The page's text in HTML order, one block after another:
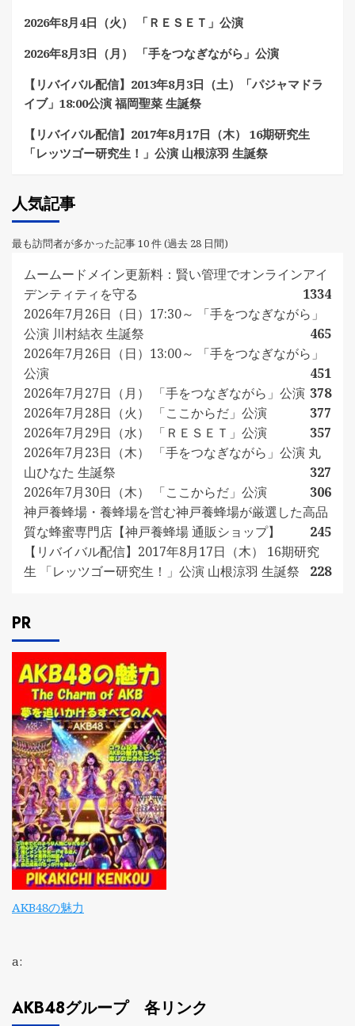
2026年8月4日（火） 「ＲＥＳＥＴ」公演
2026年8月3日（月） 「手をつなぎながら」公演
【リバイバル配信】2013年8月3日（土）「パジャマドラ
イブ」18:00公演 福岡聖菜 生誕祭
【リバイバル配信】2017年8月17日（木） 16期研究生
「レッツゴー研究生！」公演 山根涼羽 生誕祭
人気記事
最も訪問者が多かった記事 10 件 (過去 28 日間)
ムームードメイン更新料：賢い管理でオンラインアイ
デンティティを守る
1334
2026年7月26日（日）17:30～ 「手をつなぎながら」
公演 川村結衣 生誕祭
465
2026年7月26日（日）13:00～ 「手をつなぎながら」
公演
451
2026年7月27日（月） 「手をつなぎながら」公演 378
2026年7月28日（火） 「ここからだ」公演
377
2026年7月29日（水） 「ＲＥＳＥＴ」公演
357
2026年7月23日（木） 「手をつなぎながら」公演 丸
山ひなた 生誕祭
327
2026年7月30日（木） 「ここからだ」公演
306
神戸養蜂場・養蜂場を営む神戸養蜂場が厳選した高品
質な蜂蜜専門店【神戸養蜂場 通販ショップ】
245
【リバイバル配信】2017年8月17日（木） 16期研究
生 「レッツゴー研究生！」公演 山根涼羽 生誕祭
228
PR
AKB48の魅力
a:
AKB48グループ 各リンク